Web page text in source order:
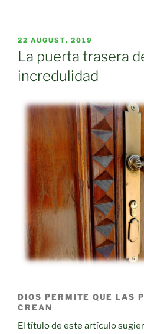
POSTED
ON
22 AUGUST, 2019
La puerta trasera
incredulidad
DIOS PERMITE QUE LAS
CREAN
El título de este artículo